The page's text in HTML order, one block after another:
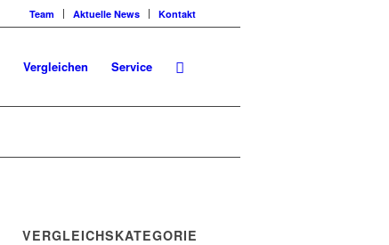
Team Aktuelle News Kontakt
Vergleichen Service
VERGLEICHSKATEGORIEN